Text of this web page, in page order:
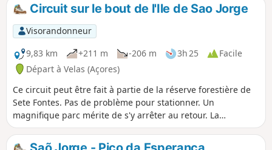
Circuit sur le bout de l'Ile de Sao Jorge
Visorandonneur
9,83 km
+211 m -206 m 3h 25
Facile
Départ à Velas (Açores)
Ce circuit peut être fait à partie de la réserve forestière de
Sete Fontes. Pas de problème pour stationner. Un
magnifique parc mérite de s'y arrêter au retour. La
randonnée se fait sur une piste forestière, que certains
empruntent en voiture, hélas, et qui mène au phare. Au